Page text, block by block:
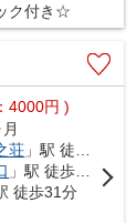
ク付き☆
4000円 )
荘 」駅 徒歩12分
」駅 徒歩26分
徒歩31分